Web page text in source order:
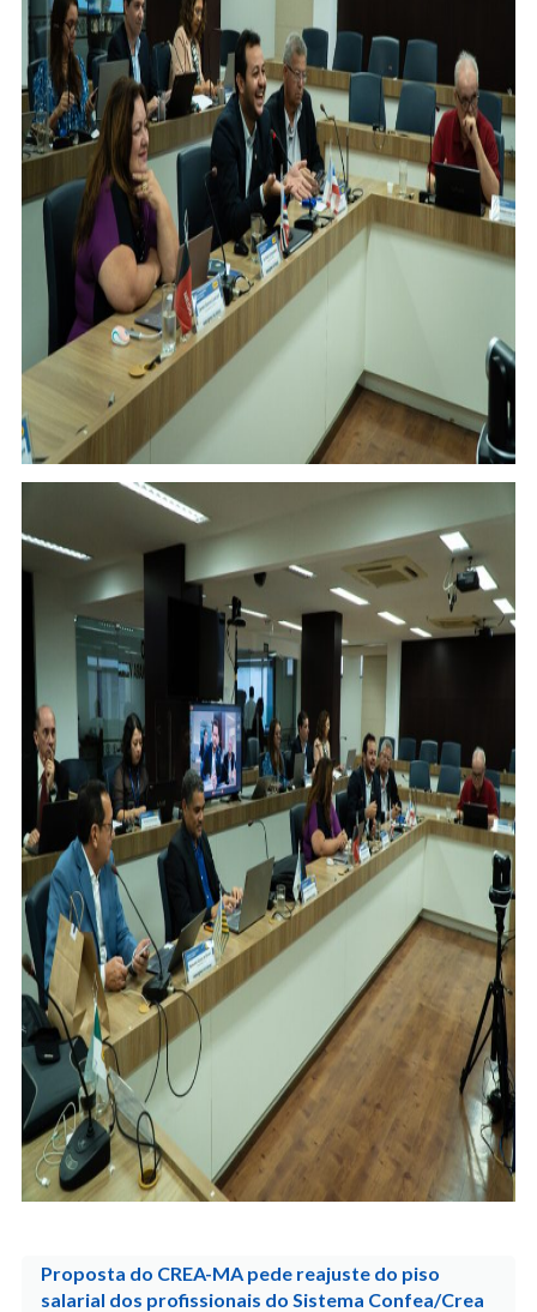
Proposta do CREA-MA pede reajuste do piso
salarial dos profissionais do Sistema Confea/Crea